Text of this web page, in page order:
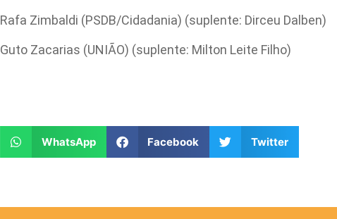
Rafa Zimbaldi (PSDB/Cidadania) (suplente: Dirceu Dalben)
Guto Zacarias (UNIÃO) (suplente: Milton Leite Filho)
WhatsApp Facebook Twitter